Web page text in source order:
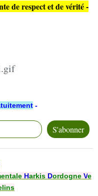
de respect et de vérité -
-
Harkis DordogneVe